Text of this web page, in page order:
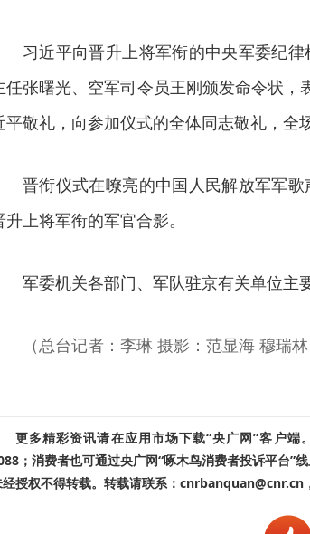
习近平向晋升上将军衔的中央军委纪
任张曙光、空军司令员王刚颁发命令状
平敬礼，向参加仪式的全体同志敬礼，全
晋衔仪式在嘹亮的中国人民解放军军
升上将军衔的军官合影。
军委机关各部门、军队驻京有关单位主
（总台记者：李琳 摄影：范显海 穆瑞林
更多精彩资讯请在应用市场下载“央广网”客户
；消费者也可通过央广网“啄木鸟消费者投诉平台”
授权不得转载。转载请联系：cnrbanquan@cnr.cn